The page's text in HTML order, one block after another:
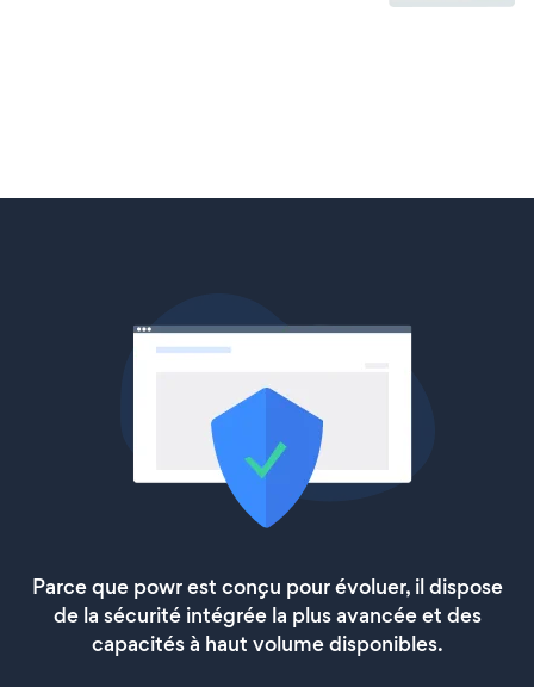
Parce que powr est conçu pour évoluer, il dispose
de la sécurité intégrée la plus avancée et des
capacités à haut volume disponibles.